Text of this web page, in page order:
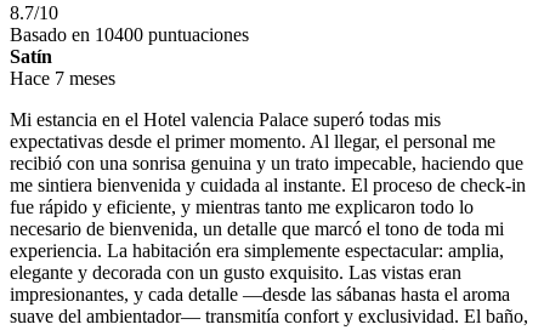
8.7/10
Basado en 10400 puntuaciones
Satín
Hace 7 meses
Mi estancia en el Hotel valencia Palace superó todas mis
expectativas desde el primer momento. Al llegar, el personal me
recibió con una sonrisa genuina y un trato impecable, haciendo que
me sintiera bienvenida y cuidada al instante. El proceso de check-in
fue rápido y eficiente, y mientras tanto me explicaron todo lo
necesario de bienvenida, un detalle que marcó el tono de toda mi
experiencia. La habitación era simplemente espectacular: amplia,
elegante y decorada con un gusto exquisito. Las vistas eran
impresionantes, y cada detalle —desde las sábanas hasta el aroma
suave del ambientador— transmitía confort y exclusividad. El baño,